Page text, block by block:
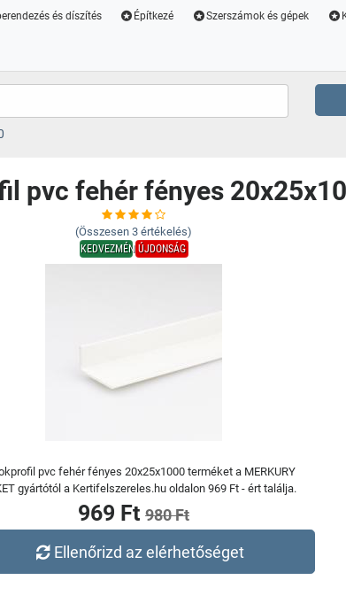
és díszítés Építkezé Szerszámok és gépek
pvc fehér fényes
(Összesen 3 értékelés)
KEDVEZMÉNYÚJDONSÁG
pvc fehér fényes 20x25x1000 terméket a MERKURY
gyártótól a Kertifelszereles.hu oldalon 969 Ft - ért találja.
969 Ft 980 Ft
Ellenőrizd az elérhetőséget